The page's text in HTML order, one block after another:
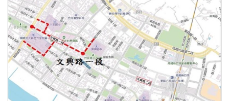
登入
刊登